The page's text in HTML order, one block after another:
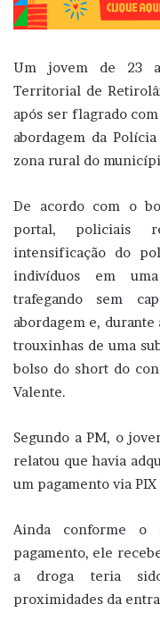
Um jovem de 23
Territorial de
após ser flagrado
abordagem da
zona rural do
De acordo com o
portal, policiais
intensificação do
indivíduos em
trafegando sem
abordagem e,
trouxinhas de uma
bolso do short do
Valente.
Segundo a PM, o
relatou que havia
um pagamento via
Ainda conforme o
pagamento, ele
a droga teria
proximidades da